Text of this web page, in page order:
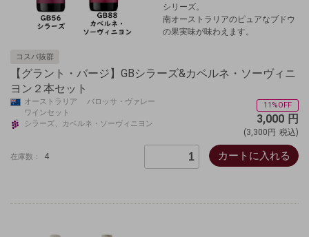
シリーズ。
南オーストラリアのピュアなブドウ
の果実味が味わえます。
コスパ抜群
【グラント・バージ】GBシラーズ&カベルネ・ソーヴィニ
ヨン２本セット
オーストラリア バロッサ・ヴァレー
ワインセット
シラーズ、カベルネ・ソーヴィニヨン
11%OFF
3,000 円
(3,300円 税込)
在庫数： 4 カートに入れる